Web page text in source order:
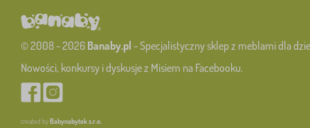
© 2008 - 2026 Banaby.pl - Specjalistyczny sklep z meblami dla
Nowości, konkursy i dyskusje z Misiem na Facebooku.
created byBabynabytek s.r.o.